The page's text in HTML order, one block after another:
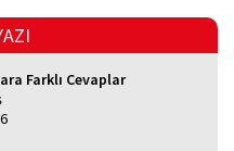
Farklı Cevaplar